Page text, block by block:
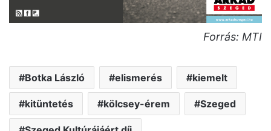
Forrás: MTI
Botka László elismerés kiemelt
kitüntetés kölcsey-érem Szeged